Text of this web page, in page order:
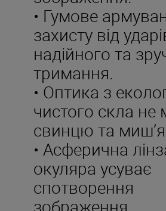
• Гумове
захисту від
надійного та
тримання.
• Оптика з
чистого скла не
свинцю та
• Асферична
окуляра усуває
спотворення
зображення.